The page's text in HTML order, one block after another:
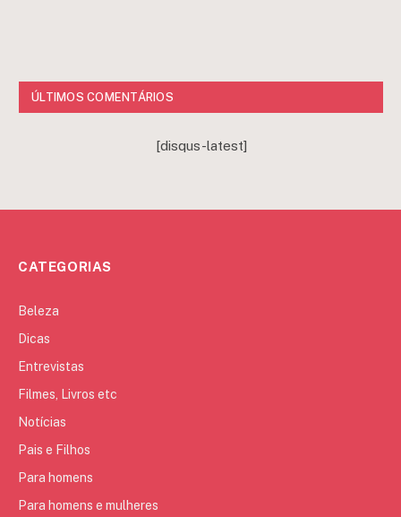
ÚLTIMOS COMENTÁRIOS
[disqus-latest]
CATEGORIAS
Beleza
Dicas
Entrevistas
Filmes, Livros etc
Notícias
Pais e Filhos
Para homens
Para homens e mulheres